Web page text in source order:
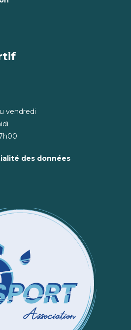
vendredi
des données